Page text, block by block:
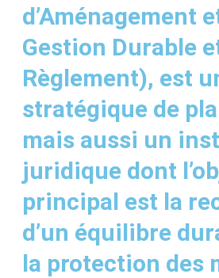
d’Aménagement
Gestion Durable
Règlement), est
stratégique de
mais aussi un
juridique dont
principal est la
d’un équilibre
la protection des